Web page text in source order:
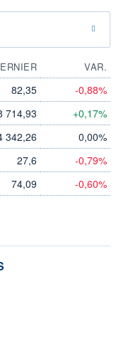
VAR.
82,35 -0,88%
714,93 +0,17%
342,26 0,00%
27,6 -0,79%
74,09 -0,60%